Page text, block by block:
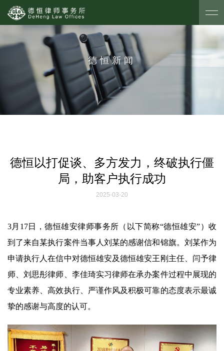
德恒新闻
德恒以打促谈、多方发力，终破执行僵
局，助客户执行成功
2025-03-20
‌‌3月17日，德恒雄安律师事务所（以下简称“德恒雄安”）收
到了来自某执行案件当事人刘某的感谢信和锦旗。刘某作为
申请执行人在信中对德恒雄安及德恒雄安王刚主任、闫予律
师、刘思彤律师、李佳琦实习律师在承办案件过程中展现的
专业素养、高效执行、严谨作风及积极可靠的态度表示最诚
挚的感谢与高度的认可。